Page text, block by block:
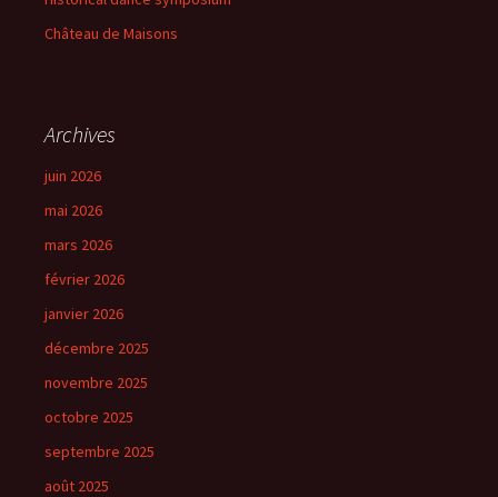
Château de Maisons
Archives
juin 2026
mai 2026
mars 2026
février 2026
janvier 2026
décembre 2025
novembre 2025
octobre 2025
septembre 2025
août 2025